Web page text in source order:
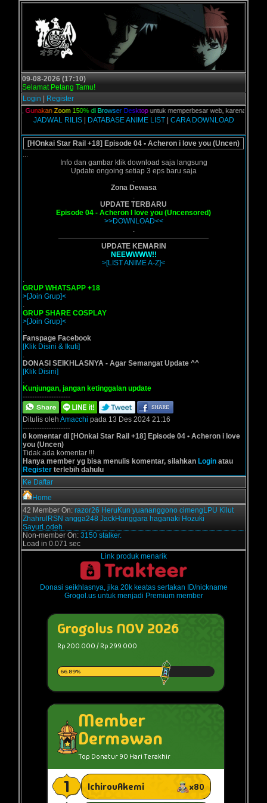
09-08-2026 (17:10)
Selamat Petang Tamu!
Login
Register
unakan Zoom 150% di Br owser Desktopuntuk memperbesar web, karena aslinya
JADWAL RILIS| DATABASE ANIME LIST| CARA DOWNLOAD
[HOnkai Star Rail +18] Episode 04 • Acheron i love you (Uncen)
...
Info dan gambar klik download saja langsung
Update ongoing setiap 3 eps baru saja
.
Zona Dewasa
.
UPDATE TERBARU
Episode 04 - Acheron I love you (Uncensored)
>>DOWNLOAD<<
.
—————————————————————
UPDATE KEMARIN
NEEWWWW!!
>[LIST ANIME A-Z]<
.
GRUP WHATSAPP +18
>[Join Grup]<
.
GRUP SHARE COSPLAY
>[Join Grup]<
.
Fanspage Facebook
[Klik Disini & Ikuti]
.
DONASI SEIKHLASNYA - Agar Semangat Update ^^
[Klik Disini]
.
Kunjungan, jangan ketinggalan update
--------------------
Ditulis oleh Amacchi pada 13 Des 2024 21:16
--------------------
0 komentar di [HOnkai Star Rail +18] Episode 04 • Acheron i love
you (Uncen)
Tidak ada komentar !!!
Hanya member yg bisa menulis komentar, silahkan Login atau
Register terlebih dahulu
Ke Daftar
Home
42 Member On: razor26 HeruKun yuananggono cimengLPU Kilut
ZhahrulRSN angga248 JackHanggara haganaki Hozuki
SayurLodeh
Non-member On: 3150 stalker.
Load in 0.071 sec
Link produk menarik
Donasi seikhlasnya, jika 20k keatas sertakan ID/nickname
Grogol.us untuk menjadi Premium member